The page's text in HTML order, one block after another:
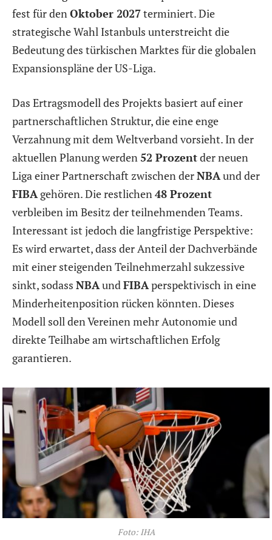
fest für den Oktober 2027terminiert. Die
strategische Wahl Istanbuls unterstreicht die
Bedeutung des türkischen Marktes für die globalen
Expansionspläne der US-Liga.
Das Ertragsmodell des Projekts basiert auf einer
partnerschaftlichen Struktur, die eine enge
Verzahnung mit dem Weltverband vorsieht. In der
aktuellen Planung werden52 Prozentder neuen
Liga einer Partnerschaft zwischen derNBAund der
FIBAgehören. Die restlichen48 Prozent
verbleiben im Besitz der teilnehmenden Teams.
Interessant ist jedoch die langfristige Perspektive:
Es wird erwartet, dass der Anteil der Dachverbände
mit einer steigenden Teilnehmerzahl sukzessive
sinkt, sodass NBAundFIBAperspektivisch in eine
Minderheitenposition rücken könnten. Dieses
Modell soll den Vereinen mehr Autonomie und
direkte Teilhabe am wirtschaftlichen Erfolg
garantieren.
Foto: IHA